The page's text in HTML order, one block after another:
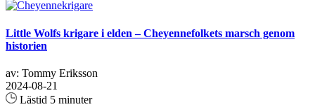
Little Wolfs krigare i elden – Cheyennefolkets marsch genom
historien
av: Tommy Eriksson
2024-08-21
Lästid 5 minuter